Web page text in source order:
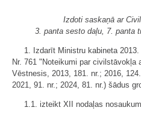
Izdoti saskaņā ar
3. panta sesto daļu, 7. panta
1. Izdarīt Ministru kabineta
Nr. 761 "Noteikumi par civilstāvokļa
Vēstnesis, 2013, 181. nr.; 2016,
2021, 91. nr.; 2024, 81. nr.) šādus
1.1. izteikt XII nodaļas